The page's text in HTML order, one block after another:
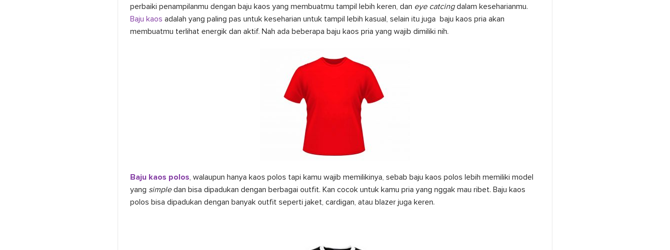
perbaiki penampilanmu dengan baju kaos yang membuatmu tampil lebih keren, dan eye catcingdalam keseharianmu.
Baju kaos adalah yang paling pas untuk keseharian untuk tampil lebih kasual, selain itu juga baju kaos pria akan
membuatmu terlihat energik dan aktif. Nah ada beberapa baju kaos pria yang wajib dimiliki nih.
Baju kaos polos, walaupun hanya kaos polos tapi kamu wajib memilikinya, sebab baju kaos polos lebih memiliki model
yang simpledan bisa dipadukan dengan berbagai outfit. Kan cocok untuk kamu pria yang nggak mau ribet. Baju kaos
polos bisa dipadukan dengan banyak outfit seperti jaket, cardigan, atau blazer juga keren.